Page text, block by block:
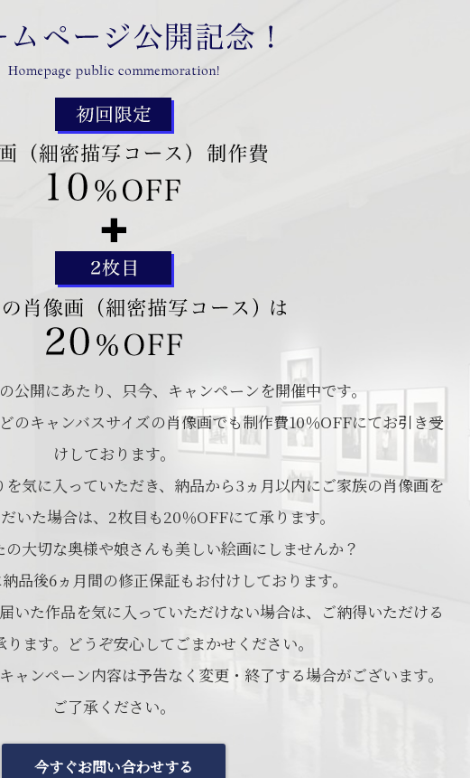
公開にあたり、只今、キャンペーンを開催中です。
のキャンバスサイズの肖像画でも制作費10％OFFにてお引き受
けしております。
気に入っていただき、納品から3ヵ月以内にご家族の肖像画を
いた場合は、2枚目も20％OFFにて承ります。
の大切な奥様や娘さんも美しい絵画にしませんか？
品後6ヵ月間の修正保証もお付けしております。
いた作品を気に入っていただけない場合は、ご納得いただける
ります。どうぞ安心してごまかせください。
ンペーン内容は予告なく変更・終了する場合がございます。
ご了承ください。
今すぐお問い合わせする